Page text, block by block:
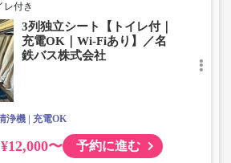
レ付き
3列独立シート【トイレ付｜
充電OK｜Wi-Fiあり】／名
鉄バス株式会社
浄機 充電OK
¥12,000〜 予約に進む